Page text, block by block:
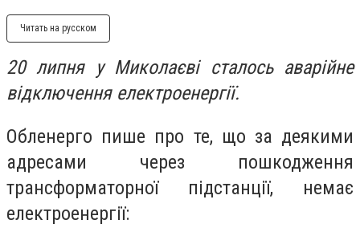
Читать на русском
20 липня у Миколаєві сталось аварійне
відключення електроенергії.
Обленерго пише про те, що за деякими
адресами через пошкодження
трансформаторної підстанції, немає
електроенергії: